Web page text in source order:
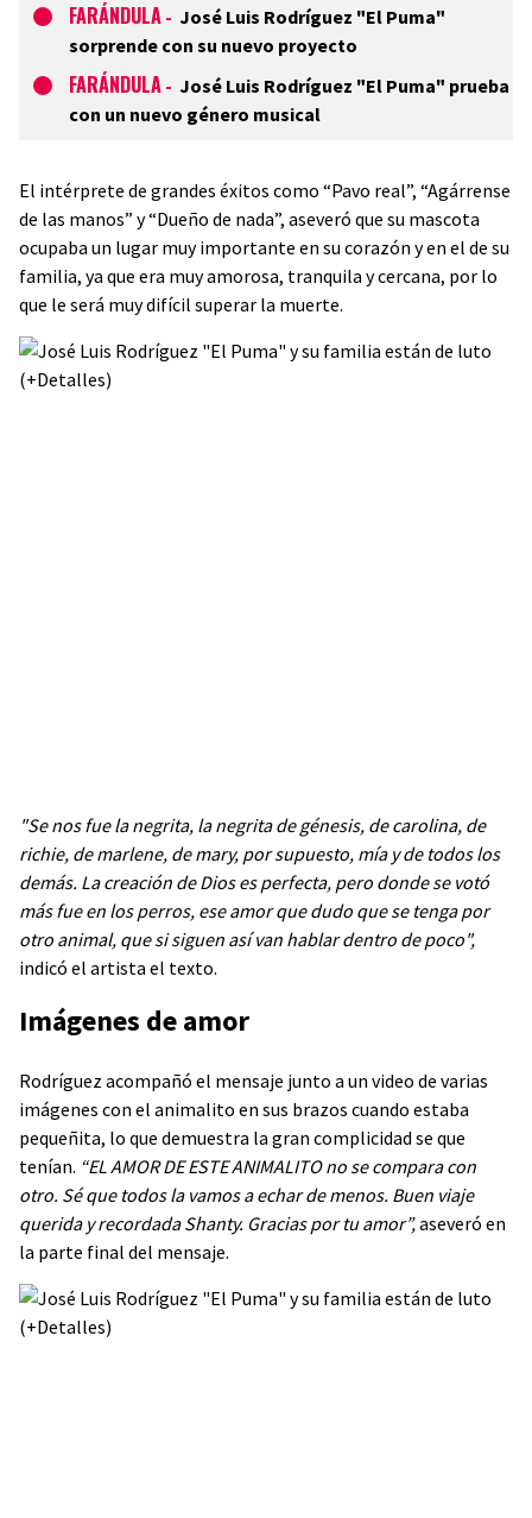
FARÁNDULA - José Luis Rodríguez "El Puma"
sorprende con su nuevo proyecto
FARÁNDULA - José Luis Rodríguez "El Puma" prueba
con un nuevo género musical
El intérprete de grandes éxitos como “Pavo real”, “Agárrense
de las manos” y “Dueño de nada”, aseveró que su mascota
ocupaba un lugar muy importante en su corazón y en el de su
familia, ya que era muy amorosa, tranquila y cercana, por lo
que le será muy difícil superar la muerte.
"Se nos fue la negrita, la negrita de génesis, de carolina, de
richie, de marlene, de mary, por supuesto, mía y de todos los
demás. La creación de Dios es perfecta, pero donde se votó
más fue en los perros, ese amor que dudo que se tenga por
otro animal, que si siguen así van hablar dentro de poco",
indicó el artista el texto.
Imágenes de amor
Rodríguez acompañó el mensaje junto a un video de varias
imágenes con el animalito en sus brazos cuando estaba
pequeñita, lo que demuestra la gran complicidad se que
tenían. “EL AMOR DE ESTE ANIMALITO no se compara con
otro. Sé que todos la vamos a echar de menos. Buen viaje
querida y recordada Shanty. Gracias por tu amor”,aseveró en
la parte final del mensaje.